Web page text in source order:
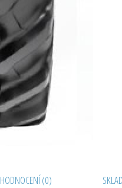
HODNOCENÍ (0)